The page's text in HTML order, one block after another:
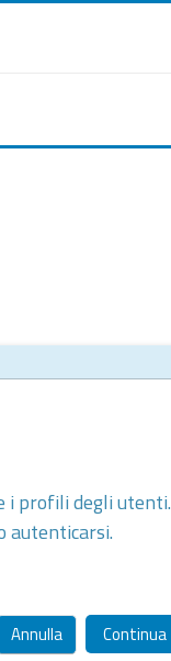
i profili degli utenti.
autenticarsi.
Annulla Continua